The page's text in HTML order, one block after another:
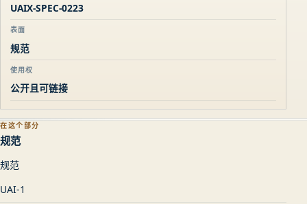
UAIX-SPEC-0223
表面
规范
使用权
公开且可链接
在这个部分
规范
规范
UAI-1